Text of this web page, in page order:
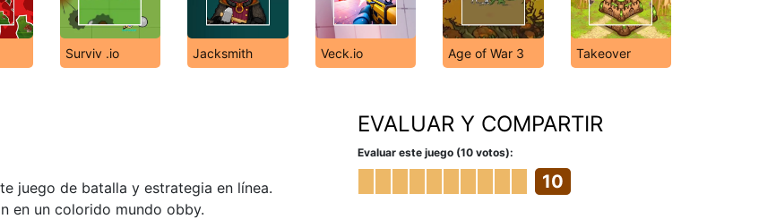
Surviv .io Jacksmith Veck.io Age of War 3 Takeover
juego de batalla y estrategia en línea.
en un colorido mundo obby.
EVALUAR Y COMPARTIR
Evaluar este juego (10 votos):
10